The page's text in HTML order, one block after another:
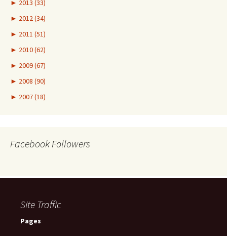
► 2013 (33)
► 2012 (34)
► 2011 (51)
► 2010 (62)
► 2009 (67)
► 2008 (90)
► 2007 (18)
Facebook Followers
Site Traffic
Pages